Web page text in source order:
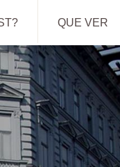
QUE VER